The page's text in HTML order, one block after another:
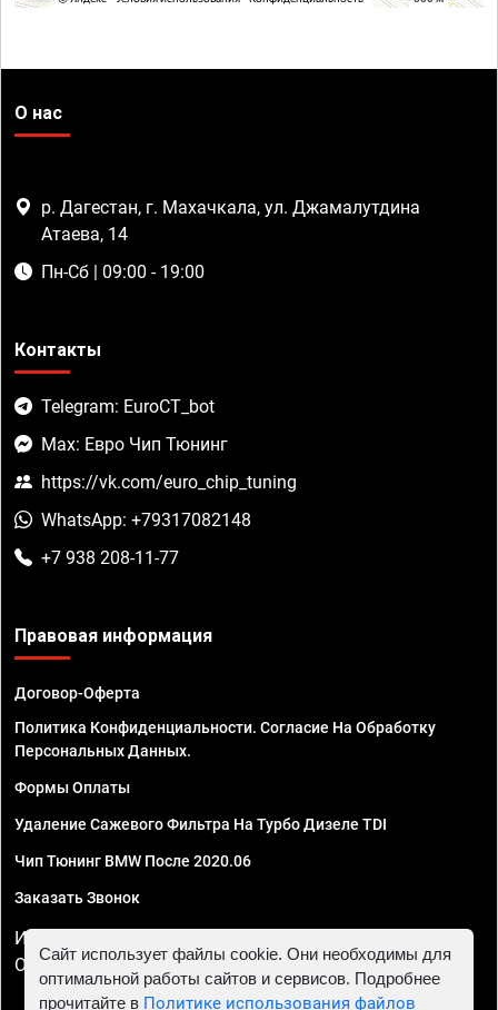
О нас
р. Дагестан, г. Махачкала, ул. Джамалутдина
Атаева, 14
Пн-Сб | 09:00 - 19:00
Контакты
Telegram: EuroCT_bot
Max: Евро Чип Тюнинг
https://vk.com/euro_chip_tuning
WhatsApp: +79317082148
+7 938 208-11-77
Правовая информация
Договор-Оферта
Политика Конфиденциальности. Согласие На Обработку
Персональных Данных.
Формы Оплаты
Удаление Сажевого Фильтра На Турбо Дизеле TDI
Чип Тюнинг BMW После 2020.06
Заказать Звонок
ИП Смирнов Георгий Павлович. ИНН 781302555843,
ОГРНИП 324470400032610
Сайт использует файлы cookie. Они необходимы для
оптимальной работы сайтов и сервисов. Подробнее
прочитайте в Политике использования файлов